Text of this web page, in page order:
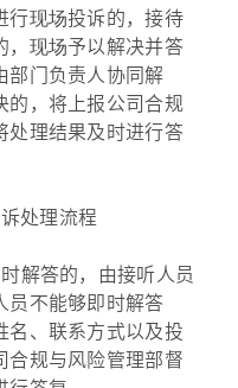
行现场投诉的，接待
，现场予以解决并答
部门负责人协同解
的，将上报公司合规
处理结果及时进行答
处理流程
解答的，由接听人员
员不能够即时解答
名、联系方式以及投
合规与风险管理部督